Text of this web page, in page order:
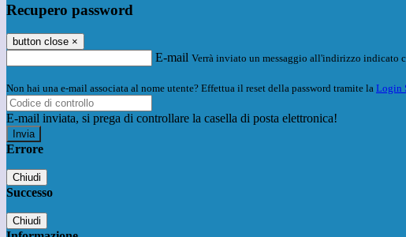
Recupero password
button close ×
E-mail Verrà inviato un messaggio all'indirizzo indicato
Non hai una e-mail associata al nome utente? Effettua il reset della password tramite la Login
E-mail inviata, si prega di controllare la casella di posta elettronica!
Errore
Chiudi
Successo
Chiudi